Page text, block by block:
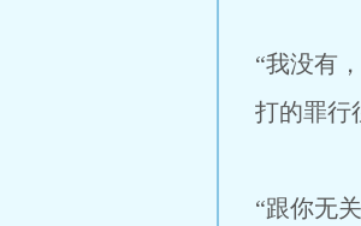
“我没有
打的罪行
“跟你无